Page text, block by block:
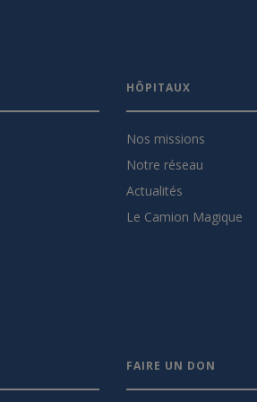
HÔPITAUX
Nos missions
Notre réseau
Actualités
Le Camion Magique
FAIRE UN DON